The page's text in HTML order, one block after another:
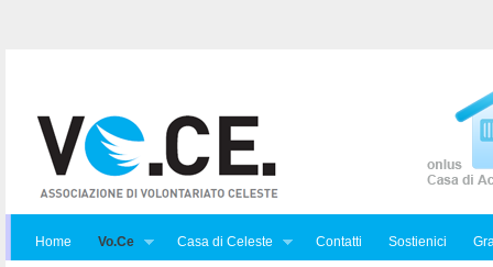
Home Vo.Ce Casa di Celeste Contatti Sostienici